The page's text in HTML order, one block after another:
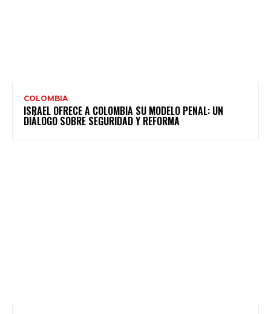
COLOMBIA
ISRAEL OFRECE A COLOMBIA SU MODELO PENAL: UN
DIÁLOGO SOBRE SEGURIDAD Y REFORMA